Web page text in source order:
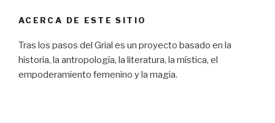
ACERCA DE ESTE SITIO
Tras los pasos del Grial es un proyecto basado en la
historia, la antropología, la literatura, la mística, el
empoderamiento femenino y la magia.